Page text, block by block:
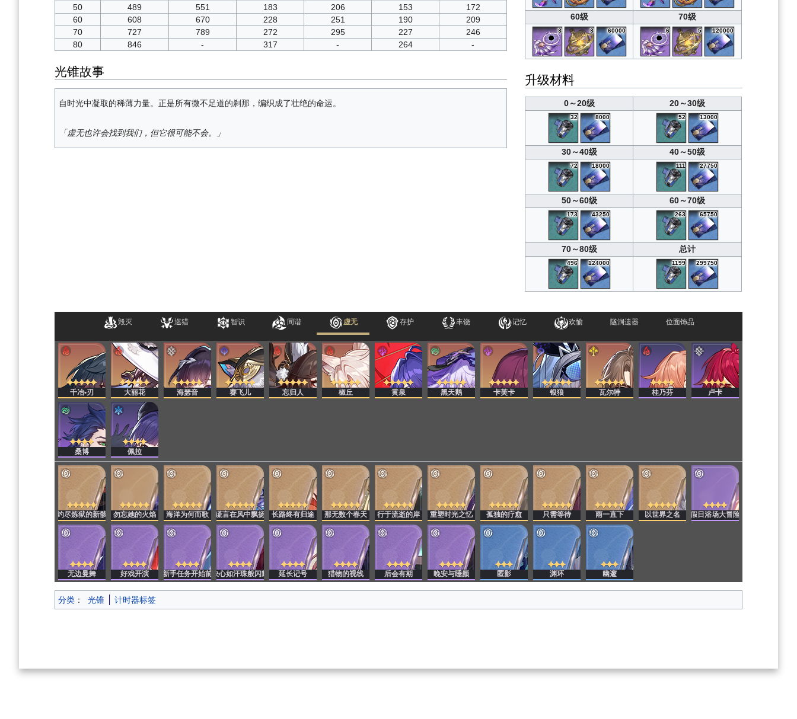
50
489 551 183 206 153
172
60
608 670 228 251 190
209
70
727 789 272 295 227
246
80
846 - 317 - 264 -
光锥故事
自时光中凝取的稀薄力量。正是所有微不足道的刹那，编织成了壮绝的命运。
「虚无也许会找到我们，但它很可能不会。」
60级 70级
3 3 60000 6 5 120000
升级材料
0～20级 20～30级
32 8000 52 13000
30～40级 40～50级
72 18000 111 27750
50～60级 60～70级
173 43250 263 65750
70～80级 总计
496 124000 1199 299750
毁灭 巡猎 智识 同谐 虚无 存护 丰饶 记忆 欢愉 隧洞遗器 位面饰品
千冶•刃 大丽花 海瑟音 赛飞儿 忘归人 椒丘 黄泉 黑天鹅 卡芙卡 银狼 瓦尔特 桂乃芬 卢卡
桑博 佩拉
灼尽炼狱的新骸 勿忘她的火焰 海洋为何而歌 谎言在风中飘扬 长路终有归途 那无数个春天 行于流逝的岸 重塑时光之忆 孤独的疗愈 只需等待 雨一直下 以世界之名 假日浴场大冒险
无边曼舞 好戏开演 新手任务开始前 决心如汗珠般闪耀 延长记号 猎物的视线 后会有期 晚安与睡颜 匿影 渊环 幽邃
分类 ： 光锥 计时器标签